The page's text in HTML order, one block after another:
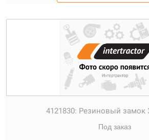
4121830: Резиновый замок
Под заказ